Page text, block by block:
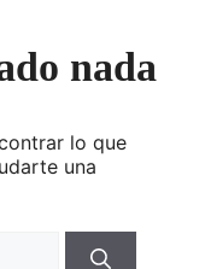
nada
lo que
una